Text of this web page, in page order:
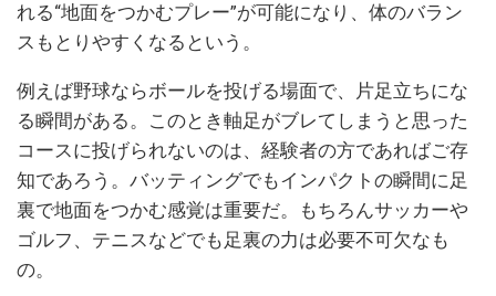
れる“地面をつかむプレー”が可能になり、体のバラン
スもとりやすくなるという。
例えば野球ならボールを投げる場面で、片足立ちにな
る瞬間がある。このとき軸足がブレてしまうと思った
コースに投げられないのは、経験者の方であればご存
知であろう。バッティングでもインパクトの瞬間に足
裏で地面をつかむ感覚は重要だ。もちろんサッカーや
ゴルフ、テニスなどでも足裏の力は必要不可欠なも
の。